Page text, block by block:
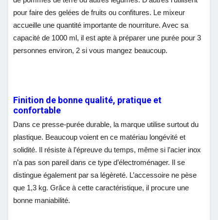
pour faire des gelées de fruits ou confitures. Le mixeur
accueille une quantité importante de nourriture. Avec sa
capacité de 1000 ml, il est apte à préparer une purée pour 3
personnes environ, 2 si vous mangez beaucoup.
Finition de bonne qualité, pratique et
confortable
Dans ce presse-purée durable, la marque utilise surtout du
plastique. Beaucoup voient en ce matériau longévité et
solidité. Il résiste à l’épreuve du temps, même si l’acier inox
n’a pas son pareil dans ce type d’électroménager. Il se
distingue également par sa légèreté. L’accessoire ne pèse
que 1,3 kg. Grâce à cette caractéristique, il procure une
bonne maniabilité.